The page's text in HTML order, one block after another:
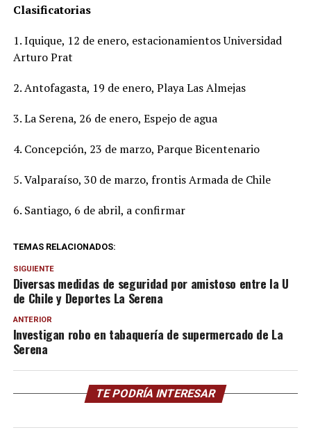
Clasificatorias
1. Iquique, 12 de enero, estacionamientos Universidad
Arturo Prat
2. Antofagasta, 19 de enero, Playa Las Almejas
3. La Serena, 26 de enero, Espejo de agua
4. Concepción, 23 de marzo, Parque Bicentenario
5. Valparaíso, 30 de marzo, frontis Armada de Chile
6. Santiago, 6 de abril, a confirmar
TEMAS RELACIONADOS:
SIGUIENTE
Diversas medidas de seguridad por amistoso entre la U
de Chile y Deportes La Serena
ANTERIOR
Investigan robo en tabaquería de supermercado de La
Serena
TE PODRÍA INTERESAR